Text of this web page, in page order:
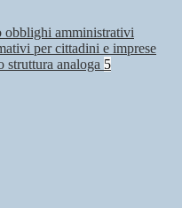
obblighi amministrativi
per cittadini e imprese
analoga 5